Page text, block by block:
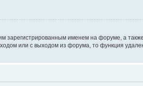
именем на форуме, а
или с выходом из форума, то функция